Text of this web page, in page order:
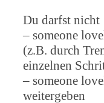
Du darfst nicht
– someone
(z.B. durch
einzelnen
– someone
weitergeben